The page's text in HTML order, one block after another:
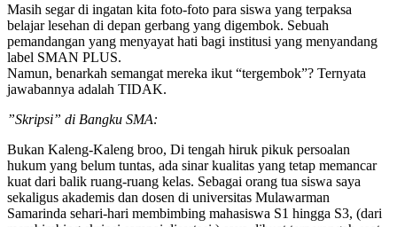
Masih segar di ingatan kita foto-foto para siswa yang terpaksa
belajar lesehan di depan gerbang yang digembok. Sebuah
pemandangan yang menyayat hati bagi institusi yang menyandang
label SMAN PLUS.
​Namun, benarkah semangat mereka ikut “tergembok”? Ternyata
jawabannya adalah TIDAK.
​”Skripsi” di Bangku SMA:
Bukan Kaleng-Kaleng broo, ​Di tengah hiruk pikuk persoalan
hukum yang belum tuntas, ada sinar kualitas yang tetap memancar
kuat dari balik ruang-ruang kelas. Sebagai orang tua siswa saya
sekaligus akademis dan dosen di universitas Mulawarman
Samarinda sehari-hari membimbing mahasiswa S1 hingga S3, (dari